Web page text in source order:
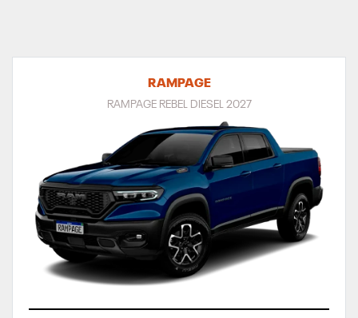
RAMPAGE
RAMPAGE REBEL DIESEL 2027